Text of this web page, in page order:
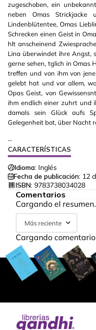
zugeschoben, ein
neben Omas
Lindenblütentee, Omas
Schrecken einen Geist in
hlt anscheinend
Lina überwindet ihre Angst,
gerne sehen, tglich in Omas
treffen und von ihm von
gelebt hat und vor allem,
Opas Geist, von
ihm endlich einer zuhrt und
damals sein Glück aufs
Gelegenheit bot, über Nacht
...
CARACTERÍSTICAS
Idioma: Inglés
Fecha de publicación: 12
ISBN: 9783738034028
Comentarios
Cargando el
Más reciente
Cargando